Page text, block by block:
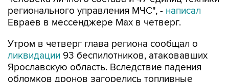
регионального управления МЧС", - написал
Евраев в мессенджере Мах в четверг.
Утром в четверг глава региона сообщал о
ликвидации 93 беспилотников, атаковавших
Ярославскую область. Вследствие падения
обломков дронов загорелись топливные